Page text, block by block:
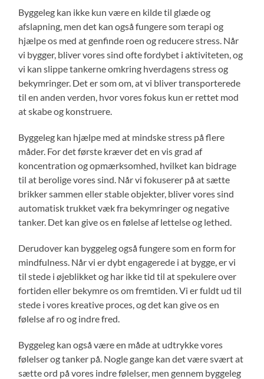
Byggeleg kan ikke kun være en kilde til glæde og
afslapning, men det kan også fungere som terapi og
hjælpe os med at genfinde roen og reducere stress. Når
vi bygger, bliver vores sind ofte fordybet i aktiviteten, og
vi kan slippe tankerne omkring hverdagens stress og
bekymringer. Det er som om, at vi bliver transporterede
til en anden verden, hvor vores fokus kun er rettet mod
at skabe og konstruere.
Byggeleg kan hjælpe med at mindske stress på flere
måder. For det første kræver det en vis grad af
koncentration og opmærksomhed, hvilket kan bidrage
til at berolige vores sind. Når vi fokuserer på at sætte
brikker sammen eller stable objekter, bliver vores sind
automatisk trukket væk fra bekymringer og negative
tanker. Det kan give os en følelse af lettelse og lethed.
Derudover kan byggeleg også fungere som en form for
mindfulness. Når vi er dybt engagerede i at bygge, er vi
til stede i øjeblikket og har ikke tid til at spekulere over
fortiden eller bekymre os om fremtiden. Vi er fuldt ud til
stede i vores kreative proces, og det kan give os en
følelse af ro og indre fred.
Byggeleg kan også være en måde at udtrykke vores
følelser og tanker på. Nogle gange kan det være svært at
sætte ord på vores indre følelser, men gennem byggeleg